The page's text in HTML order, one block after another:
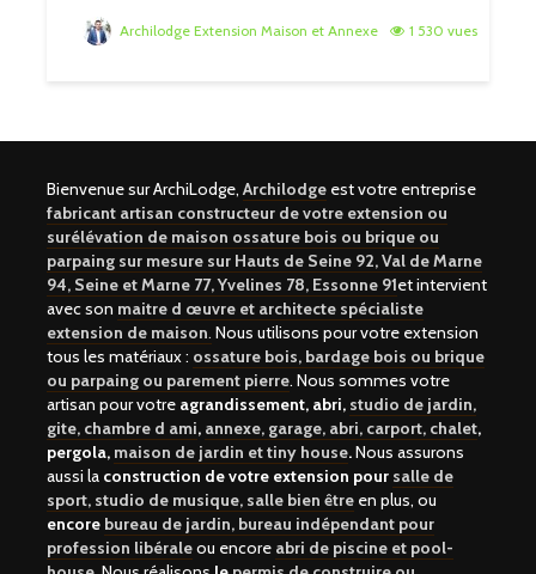
Archilodge Extension Maison et Annexe 1 530 vues
Bienvenue sur ArchiLodge, Archilodge est votre entreprise
fabricant artisan constructeur de votre extension ou
surélévation de maison ossature bois ou brique ou
parpaing sur mesure sur Hauts de Seine 92, Val de Marne
94, Seine et Marne 77, Yvelines 78, Essonne 91et intervient
avec son maitre d œuvre et architecte spécialiste
extension de maison. Nous utilisons pour votre extension
tous les matériaux : ossature bois, bardage bois ou brique
ou parpaing ou parement pierre. Nous sommes votre
artisan pour votre agrandissement, abri, studio de jardin,
gite, chambre d ami, annexe, garage, abri, carport, chalet,
pergola, maison de jardin et tiny house.Nous assurons
aussi la construction de votre extension pour salle de
sport, studio de musique, salle bien être en plus, ou
encore bureau de jardin, bureau indépendant pour
profession libéraleou encore abri de piscine et pool-